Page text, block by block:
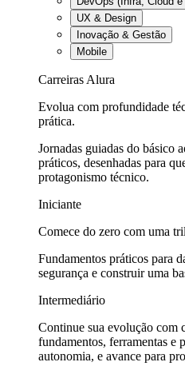
UX & Design
Inovação & Gestão
Mobile
Carreiras Alura
Evolua com profundidade
prática.
Jornadas guiadas do básico
práticos, desenhadas para
protagonismo técnico.
Iniciante
Comece do zero com uma
Fundamentos práticos para
segurança e construir uma
Intermediário
Continue sua evolução com
fundamentos, ferramentas e
autonomia, e avance para